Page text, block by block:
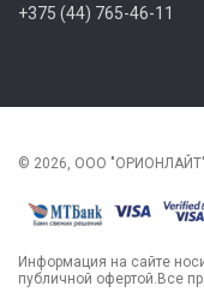
+375 (44) 765-46-11
© 2026, ООО "ОРИОНЛАЙТ"
Информация на сайте
публичной офертой.Все